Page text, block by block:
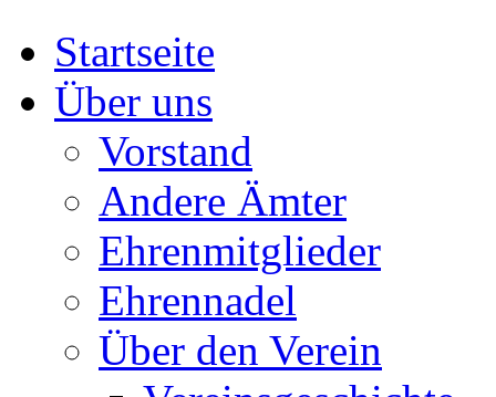
Startseite
Über uns
Vorstand
Andere Ämter
Ehrenmitglieder
Ehrennadel
Über den Verein